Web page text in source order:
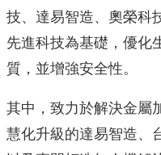
技、達易智造、奧榮科
先進科技為基礎，優化
質，並增強安全性。
其中，致力於解決金屬
慧化升級的達易智造、